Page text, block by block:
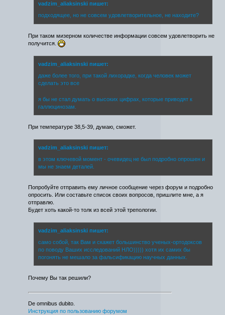
vadzim_aliaksinski пишет:
подходящее, но не совсем удовлетворительное, не находите?
При таком мизерном количестве информации совсем удовлетворить не
получится.
vadzim_aliaksinski пишет:
даже более того, при такой лихорадке, когда человек может
сделать это все
я бы не стал думать о высоких цифрах, которые приводят к
галлюцинозам.
При температуре 38,5-39, думаю, сможет.
vadzim_aliaksinski пишет:
в этом ключевой момент - очевидец не был подробно опрошен и
мы не знаем деталей.
Попробуйте отправить ему личное сообщение через форум и подробно
опросить. Или составьте список своих вопросов, пришлите мне, а я
отправлю.
Будет хоть какой-то толк из всей этой трепологии.
vadzim_aliaksinski пишет:
само собой, так Вам и скажет большинство ученых-ортодоксов
по поводу Ваших исследований НЛО))))) хотя их самих бы
погонять не мешало за фальсификацию научных данных.
Почему Вы так решили?
De omnibus dubito.
Инструкция по пользованию форумом